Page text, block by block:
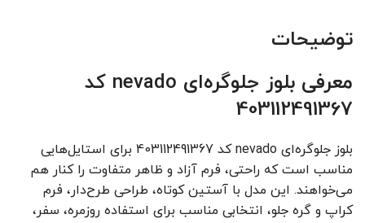
توضیحات
معرفی بلوز جلوگره‌ای nevado کد
403112491367
بلوز جلوگره‌ای nevado کد 403112491367 برای استایل‌هایی
مناسب است که راحتی، فرم آزاد و ظاهر متفاوت را کنار هم
می‌خواهند. این مدل با آستین کوتاه، طراحی طرح‌دار، فرم
کراپ و گره جلو، انتخابی مناسب برای استفاده روزمره، سفر،